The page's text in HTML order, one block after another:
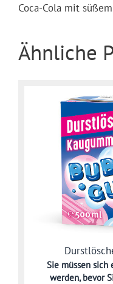
Coca-Cola mit
Ähnliche
Sie müssen sich
werden,bevor